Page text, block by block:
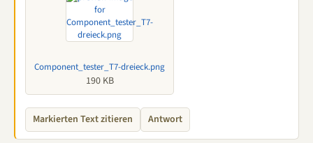
Component_tester_T7-dreieck.png
190 KB
Markierten Text zitieren Antwort